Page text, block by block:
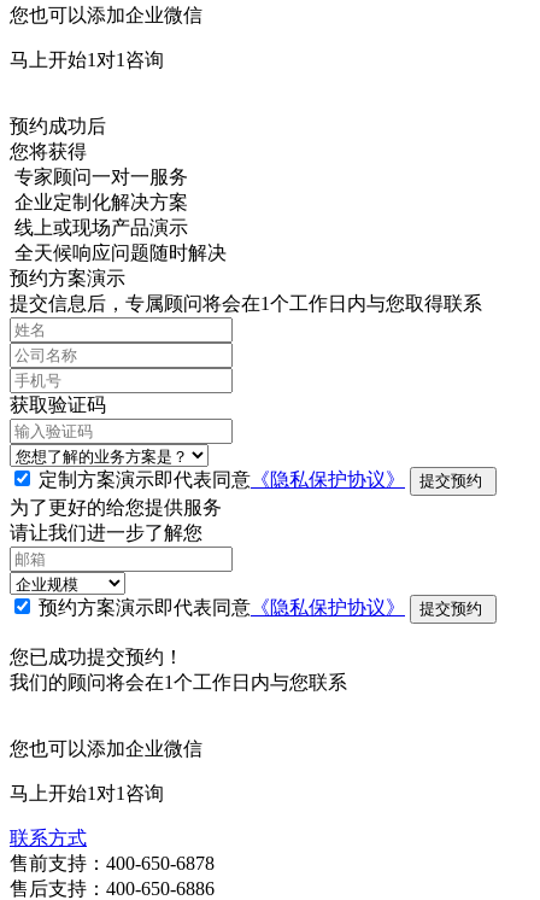
您也可以添加企业微信
马上开始1对1咨询
预约成功后
您将获得
专家顾问一对一服务
企业定制化解决方案
线上或现场产品演示
全天候响应问题随时解决
预约方案演示
提交信息后，专属顾问将会在1个工作日内与您取得联系
获取验证码
定制方案演示即代表同意 《隐私保护协议》 提交预约
为了更好的给您提供服务
请让我们进一步了解您
预约方案演示即代表同意 《隐私保护协议》 提交预约
您已成功提交预约！
我们的顾问将会在1个工作日内与您联系
您也可以添加企业微信
马上开始1对1咨询
联系方式
售前支持：400-650-6878
售后支持：400-650-6886